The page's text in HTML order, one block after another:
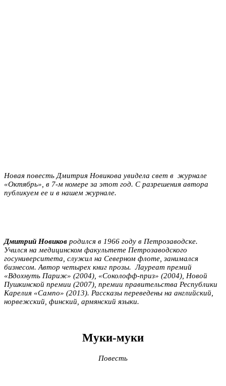
Новая повесть Дмитрия Новикова увидела свет в журнале
«Октябрь», в 7-м номере за этот год. С разрешения автора
публикуем ее и в нашем журнале.
Дмитрий Новиков родился в 1966 году в Петрозаводске.
Учился на медицинском факультете Петрозаводского
госуниверситета, служил на Северном флоте, занимался
бизнесом. Автор четырех книг прозы. Лауреат премий
«Вдохнуть Париж» (2004), «Соколофф-приз» (2004), Новой
Пушкинской премии (2007), премии правительства Республики
Карелия «Сампо» (2013). Рассказы переведены на английский,
норвежский, финский, армянский языки.
Муки-муки
Повесть